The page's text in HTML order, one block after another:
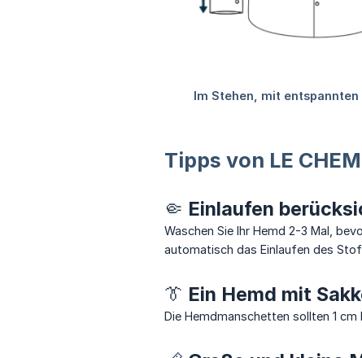
Tipps von LE
🤏 Einlaufen
Waschen Sie Ihr Hemd 2-3 Mal,
automatisch das Einlaufen des
👔 Ein Hemd mit
Die Hemdmanschetten sollten 1 cm